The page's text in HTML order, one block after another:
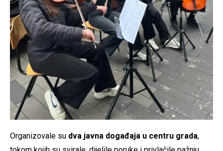
Organizovale su dva javna događaja u centru grada,